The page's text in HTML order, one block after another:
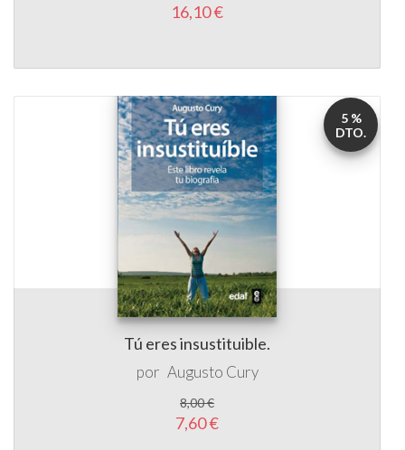
16,10 €
Tú eres insustituible.
por Augusto Cury
8,00 €
7,60 €
5 %
DTO.